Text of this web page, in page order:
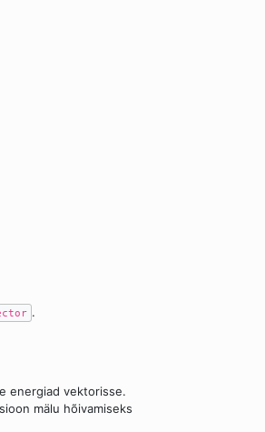
.
energiad vektorisse.
mälu hõivamiseks